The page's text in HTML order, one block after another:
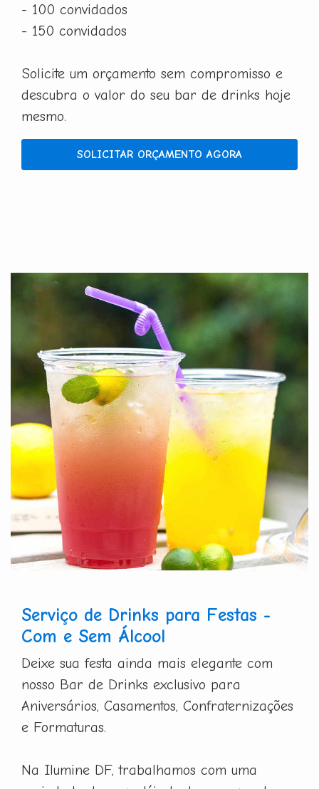
- 100 convidados
- 150 convidados
Solicite um orçamento sem compromisso e
descubra o valor do seu bar de drinks hoje
mesmo.
SOLICITAR ORÇAMENTO AGORA
Serviço de Drinks para Festas -
Com e Sem Álcool
Deixe sua festa ainda mais elegante com
nosso Bar de Drinks exclusivo para
Aniversários, Casamentos, Confraternizações
e Formaturas.
Na Ilumine DF, trabalhamos com uma